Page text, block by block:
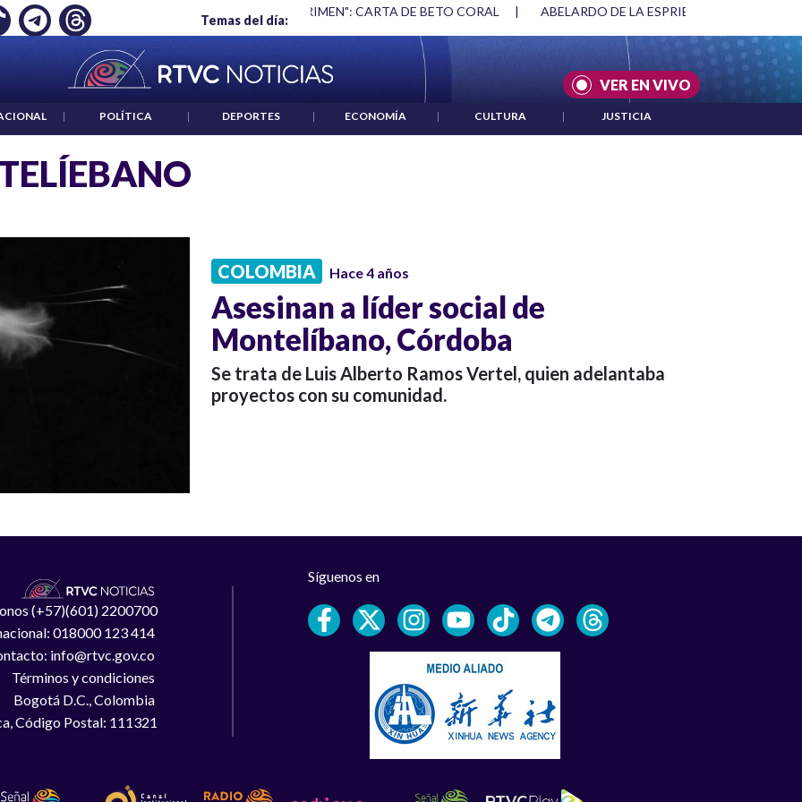
Temas del día:
EMPLEO: JP MORGAN "HABLAR NO ES UN CRIMEN": CARTA DE BETO CORAL | ABELARDO DE LA ESPRIELLA Y DMG
VER EN VIVO
| POLÍTICA | DEPORTES | ECONOMÍA | CULTURA | JUSTICIA
COLOMBIA Hace 4 años
Asesinan a líder social de
Montelíbano, Córdoba
Se trata de Luis Alberto Ramos Vertel, quien adelantaba
proyectos con su comunidad.
(+57)(601) 2200700
018000 123 414
info@rtvc.gov.co
Términos y condiciones
Bogotá D.C., Colombia
Código Postal: 111321
Síguenos en